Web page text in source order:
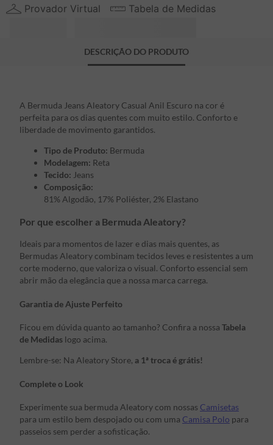
Provador Virtual Tabela de Medidas
DESCRIÇÃO DO PRODUTO
A Bermuda Jeans Aleatory Casual Anil Escuro na cor é
perfeita para os dias quentes com muito estilo. Conforto e
liberdade de movimento garantidos.
Tipo de Produto: Bermuda
Modelagem: Reta
Tecido: Jeans
Composição:
81% Algodão, 17% Poliéster, 2% Elastano
Por que escolher a Bermuda Aleatory?
Ideais para momentos de lazer e dias mais quentes, as
Bermudas Aleatory combinam tecidos leves e resistentes a um
corte moderno, que valoriza o visual. Conforto essencial sem
abrir mão da elegância que a nossa marca carrega.
Garantia de Ajuste Perfeito
Ficou em dúvida quanto ao tamanho? Confira a nossa Tabela
de Medidas logo acima.
Lembre-se: Na Aleatory Store, a 1ª troca é grátis!
Complete o Look
Experimente sua bermuda Aleatory com nossas Camisetas
para um estilo bem despojado ou com uma Camisa Polo para
passeios sem perder a sofisticação.